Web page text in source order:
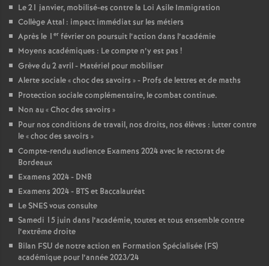
e
g
r
O
é
Le 21 janvier, mobilisé-es contre la Loi Asile Immigration
Collège Attal : impact immédiat sur les métiers
Après le 1 er février on poursuit l’action dans l’académie
Moyens académiques : Le compte n’y est pas !
Grève du 2 avril - Matériel pour mobiliser
Alerte sociale «choc des savoirs » - Profs de lettres et de maths
Protection sociale complémentaire, le combat continue.
Non au «Choc des savoirs »
Pour nos conditions de travail, nos droits, nos élèves : lutter contre
le «choc des savoirs »
Compte-rendu audience Examens 2024 avec le rectorat de
Bordeaux
Examens 2024 - DNB
Examens 2024 - BTS et Baccalauréat
Le SNES vous consulte
Samedi 15 juin dans l’académie, toutes et tous ensemble contre
l’extrême droite
Bilan FSU de notre action en Formation Spécialisée (FS)
académique pour l’année 2023/24